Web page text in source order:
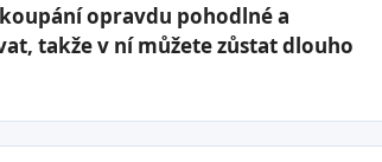
opravdu pohodlné a
takže v ní můžete zůstat dlouho